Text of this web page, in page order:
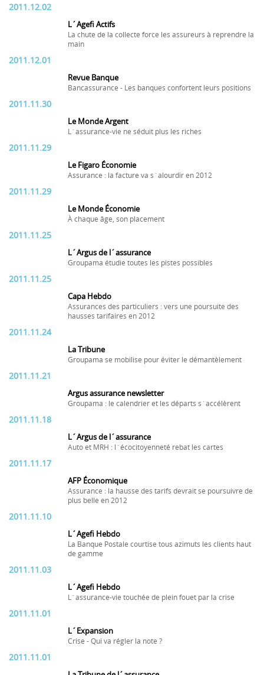
2011.12.02
L´Agefi Actifs
La chute de la collecte force les assureurs à reprendre la
main
2011.12.01
Revue Banque
Bancassurance - Les banques confortent leurs positions
2011.11.30
Le Monde Argent
L´assurance-vie ne séduit plus les riches
2011.11.29
Le Figaro Économie
Assurance : la facture va s´alourdir en 2012
2011.11.29
Le Monde Économie
À chaque âge, son placement
2011.11.25
L´Argus de l´assurance
Groupama étudie toutes les pistes possibles
2011.11.25
Capa Hebdo
Assurances des particuliers : vers une poursuite des
hausses tarifaires en 2012
2011.11.24
La Tribune
Groupama se mobilise pour éviter le démantèlement
2011.11.21
Argus assurance newsletter
Groupama : le calendrier et les départs s´accélèrent
2011.11.18
L´Argus de l´assurance
Auto et MRH : l´écocitoyenneté rebat les cartes
2011.11.17
AFP Économique
Assurance : la hausse des tarifs devrait se poursuivre de
plus belle en 2012
2011.11.10
L´Agefi Hebdo
La Banque Postale courtise tous azimuts les clients haut
de gamme
2011.11.03
L´Agefi Hebdo
L´assurance-vie touchée de plein fouet par la crise
2011.11.01
L´Expansion
Crise - Qui va régler la note ?
2011.11.01